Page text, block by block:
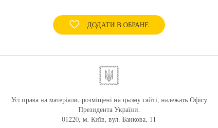
ДОДАТИ В ОБРАНЕ
Усі права на матеріали, розміщені на цьому сайті, належать Офісу
Президента України.
01220, м. Київ, вул. Банкова, 11